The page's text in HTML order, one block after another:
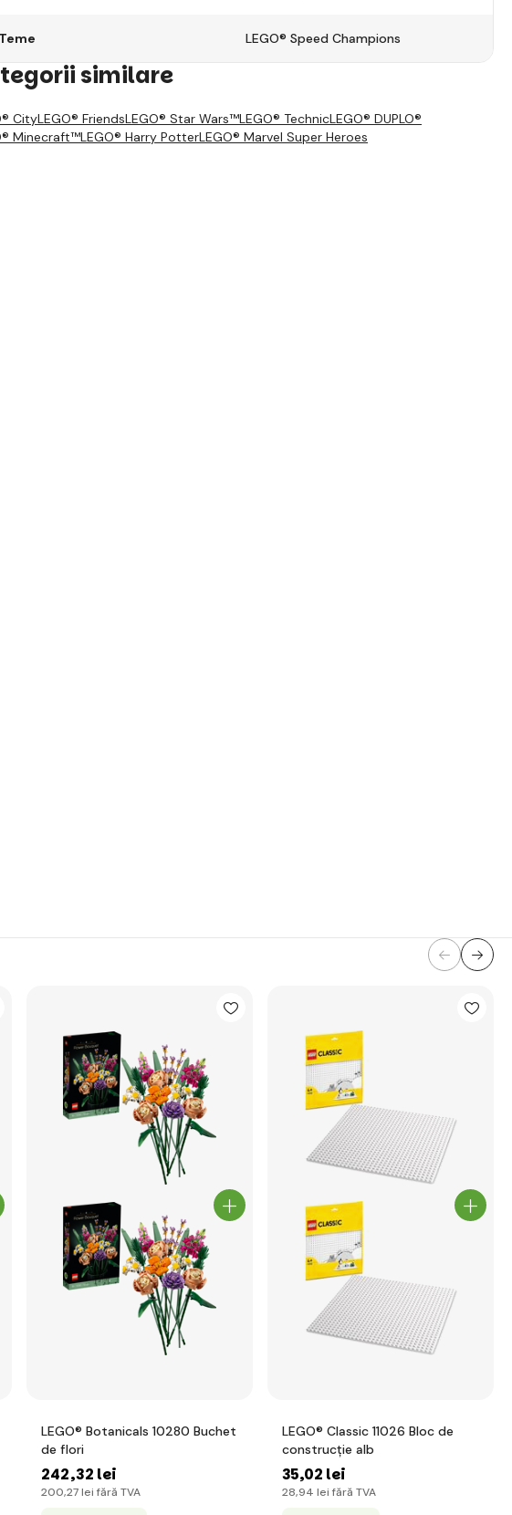
Teme LEGO® Speed Champions
similare
CityLEGO® FriendsLEGO® Star Wars™LEGO® TechnicLEGO® DUPLO®
Minecraft™LEGO® Harry PotterLEGO® Marvel Super Heroes
LEGO® Botanicals 10280 Buchet
de flori
242,32 lei
200,27 lei fără TVA
LEGO® Classic 11026 Bloc de
construcție alb
35,02 lei
28,94 lei fără TVA